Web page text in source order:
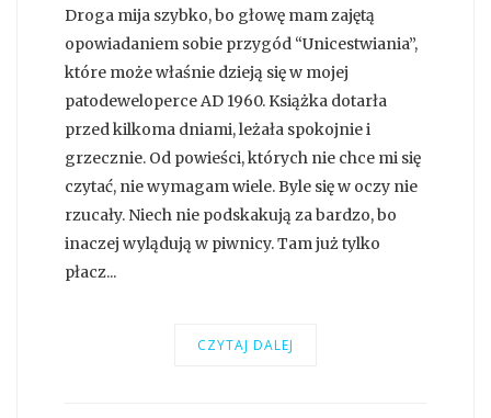
Droga mija szybko, bo głowę mam zajętą
opowiadaniem sobie przygód “Unicestwiania”,
które może właśnie dzieją się w mojej
patodeweloperce AD 1960. Książka dotarła
przed kilkoma dniami, leżała spokojnie i
grzecznie. Od powieści, których nie chce mi się
czytać, nie wymagam wiele. Byle się w oczy nie
rzucały. Niech nie podskakują za bardzo, bo
inaczej wylądują w piwnicy. Tam już tylko
płacz...
CZYTAJ DALEJ